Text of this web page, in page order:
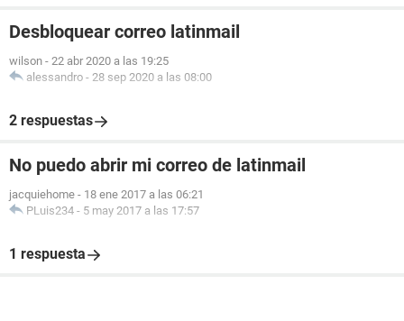
Desbloquear correo latinmail
wilson - 22 abr 2020 a las 19:25
alessandro - 28 sep 2020 a las 08:00
2 respuestas
No puedo abrir mi correo de latinmail
jacquiehome - 18 ene 2017 a las 06:21
PLuis234 - 5 may 2017 a las 17:57
1 respuesta